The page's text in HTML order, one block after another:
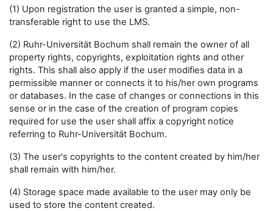
(1) Upon registration the user is granted a simple, non-
transferable right to use the LMS.
(2) Ruhr-Universität Bochum shall remain the owner of all
property rights, copyrights, exploitation rights and other
rights. This shall also apply if the user modifies data in a
permissible manner or connects it to his/her own programs
or databases. In the case of changes or connections in this
sense or in the case of the creation of program copies
required for use the user shall affix a copyright notice
referring to Ruhr-Universität Bochum.
(3) The user's copyrights to the content created by him/her
shall remain with him/her.
(4) Storage space made available to the user may only be
used to store the content created.